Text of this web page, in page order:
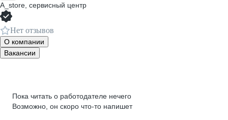
A_store, сервисный центр
Нет отзывов
О компании
Вакансии
Пока читать о работодателе нечего
Возможно, он скоро что‑то напишет